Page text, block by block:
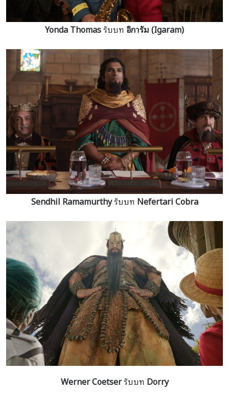
Yonda Thomasรับบท อิการัม (Igaram)
Sendhil Ramamurthyรับบท Nefertari Cobra
Werner Coetserรับบท Dorry